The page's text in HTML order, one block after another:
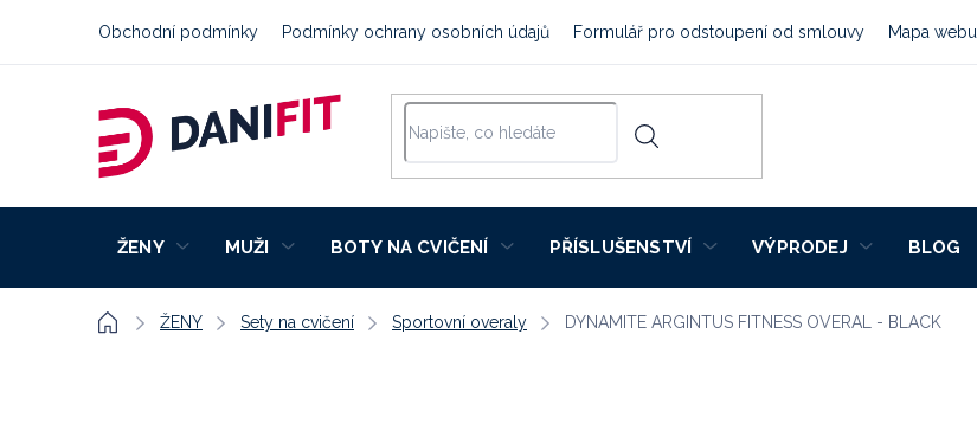
Obchodní podmínky Podmínky ochrany osobních údajů Formulář pro odstoupení od smlouvy Mapa webu
ŽENY MUŽI BOTY NA CVIČENÍ PŘÍSLUŠENSTVÍ VÝPRODEJ BLOG
DomůŽENY Sety na cvičení Sportovní overaly DYNAMITE ARGINTUS FITNESS OVERAL - BLACK